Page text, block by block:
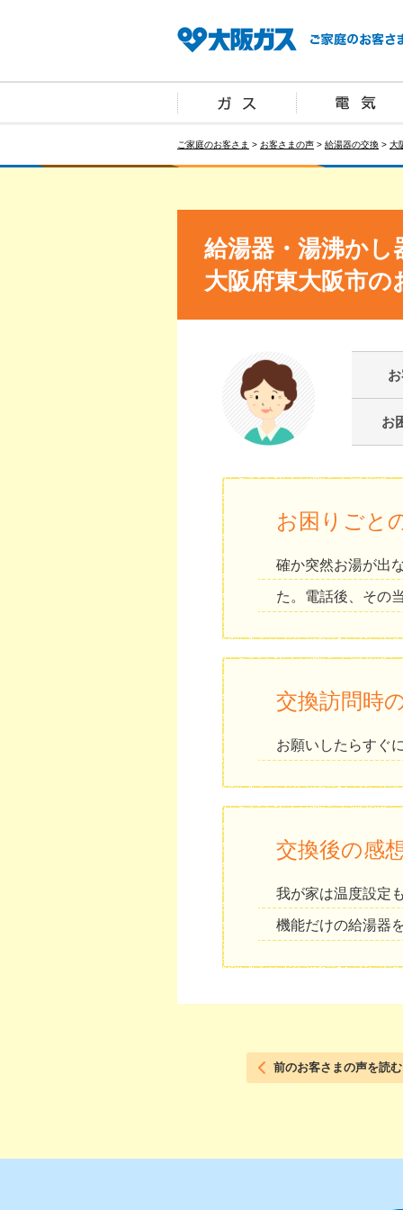
ご家庭のお客さま > お客さまの声 > 給湯器の交換 > 大
給湯器・湯沸かし
大阪府東大阪市の
お
お困りごと
確か突然お湯が出
た。電話後、その
交換訪問時
お願いしたらすぐ
交換後の感
我が家は温度設定
機能だけの給湯器
前のお客さまの声を読む